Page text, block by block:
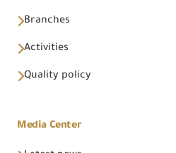
Branches
Activities
Quality policy
Media Center